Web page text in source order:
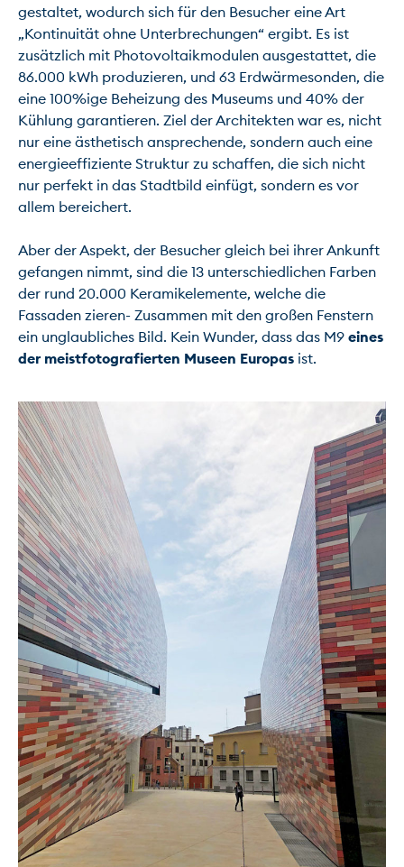
gestaltet, wodurch sich für den Besucher eine Art
„Kontinuität ohne Unterbrechungen“ ergibt. Es ist
zusätzlich mit Photovoltaikmodulen ausgestattet, die
86.000 kWh produzieren, und 63 Erdwärmesonden, die
eine 100%ige Beheizung des Museums und 40% der
Kühlung garantieren. Ziel der Architekten war es, nicht
nur eine ästhetisch ansprechende, sondern auch eine
energieeffiziente Struktur zu schaffen, die sich nicht
nur perfekt in das Stadtbild einfügt, sondern es vor
allem bereichert.
Aber der Aspekt, der Besucher gleich bei ihrer Ankunft
gefangen nimmt, sind die 13 unterschiedlichen Farben
der rund 20.000 Keramikelemente, welche die
Fassaden zieren- Zusammen mit den großen Fenstern
ein unglaubliches Bild. Kein Wunder, dass das M9 eines
der meistfotografierten Museen Europas ist.